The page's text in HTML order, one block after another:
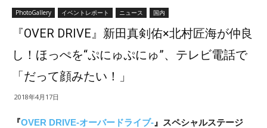
PhotoGallery イベントレポート ニュース 国内
『OVER DRIVE』新田真剣佑×北村匠海が仲良
し！ほっぺを“ぷにゅぷにゅ”、テレビ電話で
「だって顔みたい！」
2018年4月17日
『OVER DRIVE-オーバードライブ- 』スペシャルステージ